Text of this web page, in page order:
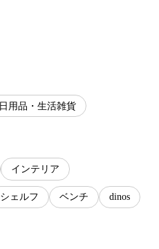
日用品・生活雑貨
インテリア
シェルフ ベンチ dinos